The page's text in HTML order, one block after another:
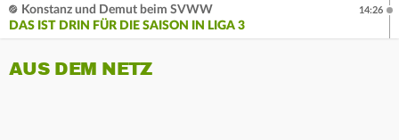
Konstanz und Demut beim SVWW
DAS IST DRIN FÜR DIE SAISON IN LIGA 3
14:26
AUS DEM NETZ